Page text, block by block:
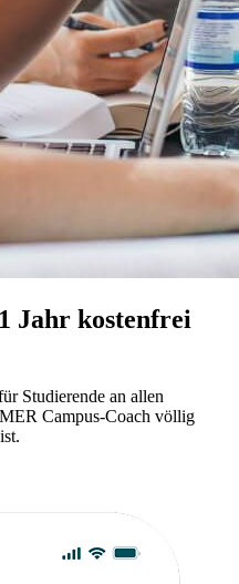
Jahr kostenfrei
Studierende an allen
Campus-Coach völlig